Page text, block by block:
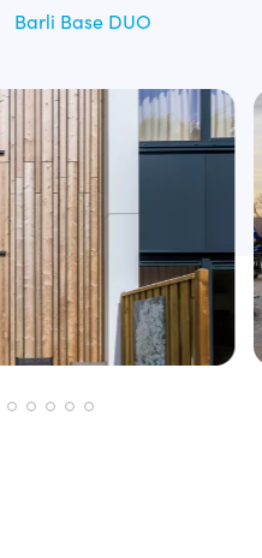
Barli Base DUO